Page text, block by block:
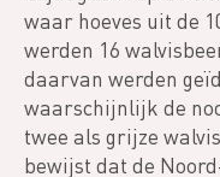
waar hoeves uit de
werden 16
daarvan werden
waarschijnlijk de
twee als grijze
bewijst dat de